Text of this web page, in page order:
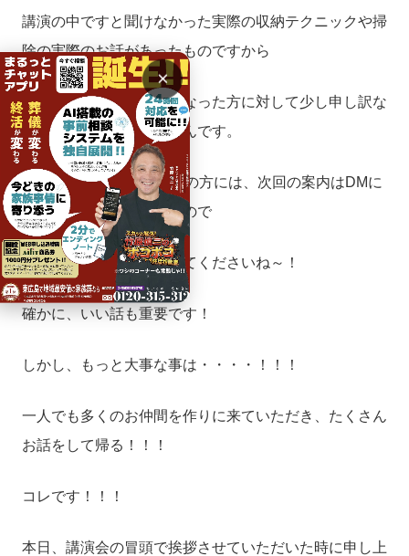
講演の中ですと聞けなかった実際の収納テクニックや掃
除の実際のお話があったものですから
無料講演だけでお帰りになった方に対して少し申し訳な
かったな～と思っているんです。
本日参加くださった25名の方には、次回の案内はDMに
て送らせていただきますので
是非是非お食事も参加してくださいね～！
確かに、いい話も重要です！
しかし、もっと大事な事は・・・・！！！
一人でも多くのお仲間を作りに来ていただき、たくさん
お話をして帰る！！！
コレです！！！
本日、講演会の冒頭で挨拶させていただいた時に申し上
×